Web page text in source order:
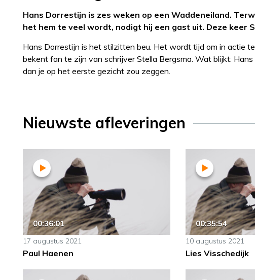
Hans Dorrestijn is zes weken op een Waddeneiland.
het hem te veel wordt, nodigt hij een gast uit. Deze keer
Hans Dorrestijn is het stilzitten beu. Het wordt tijd om in actie
bekent fan te zijn van schrijver Stella Bergsma. Wat blijkt:
dan je op het eerste gezicht zou zeggen.
Nieuwste afleveringen
00:36:01
17 augustus 2021
Paul Haenen
00:35:54
10 augustus 2021
Lies Visschedijk